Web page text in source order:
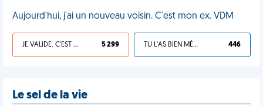
Aujourd'hui, j'ai un nouveau voisin. C'est mon ex. VDM
JE VALIDE, C'EST UNE VDM 5 299 TU L'AS BIEN MÉRITÉ 446
Le sel de la vie